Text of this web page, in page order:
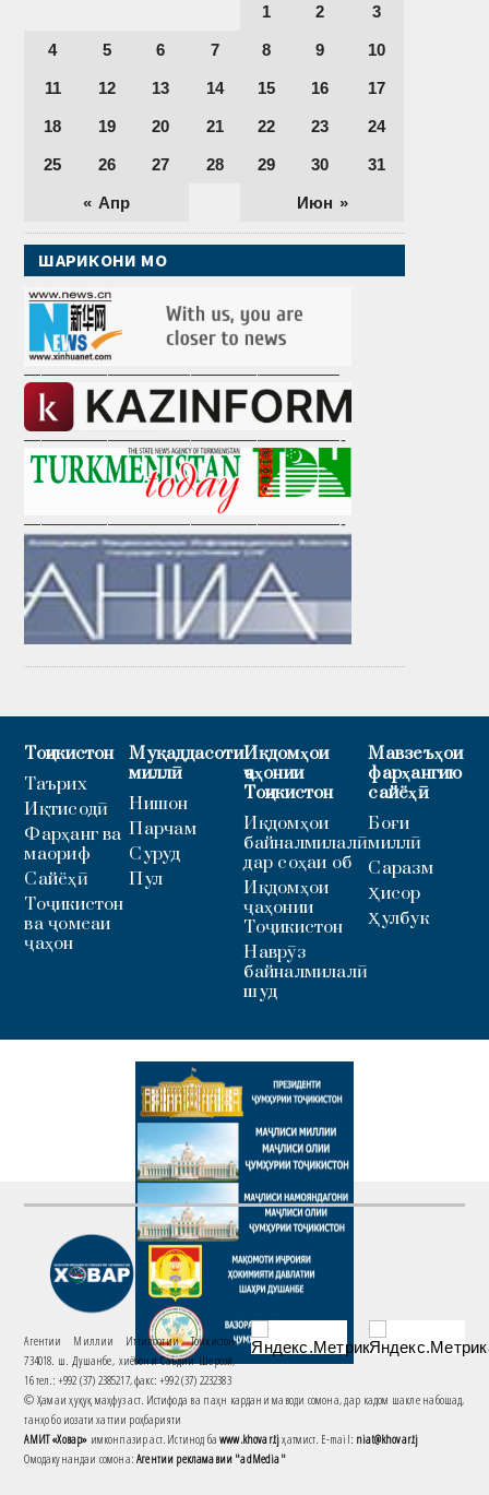
« Апр Июн »
1 2 3
4 5 6 7 8 9 10
11 12 13 14 15 16 17
18 19 20 21 22 23 24
25 26 27 28 29 30 31
ШАРИКОНИ МО
———————————————————
———————————————————-
———————————————————-
Тоҷикистон
Таърих
Иқтисодӣ
Фарҳанг ва
маориф
Сайёҳӣ
Тоҷикистон
ва ҷомеаи
ҷаҳон
Муқаддасоти
миллӣ
Нишон
Парчам
Суруд
Пул
Иқдомҳои
ҷаҳонии
Тоҷикистон
Иқдомҳои
байналмилалӣ
дар соҳаи об
Иқдомҳои
ҷаҳонии
Тоҷикистон
Наврӯз
байналмилалӣ
шуд
Мавзеъҳои
фарҳангию
сайёҳӣ
Боғи
миллӣ
Саразм
Ҳисор
Ҳулбук
Агентии Миллии Иттилоотии Тоҷикистон
734018. ш. Душанбе, хиёбони Саъдии Шерозӣ,
16 тел.: +992 (37) 2385217, факс: +992 (37) 2232383
© Ҳамаи ҳуқуқ маҳфуз аст. Истифода ва паҳн кардани маводи сомона, дар кадом шакле набошад,
танҳо бо иҷозати хаттии роҳбарияти
АМИТ «Ховар» имконпазир аст. Истинод баwww.khovar.tjҳатмист. E-mail: niat@khovar.tj
Омодакунандаи сомона:Агентии рекламавии "adMedia"